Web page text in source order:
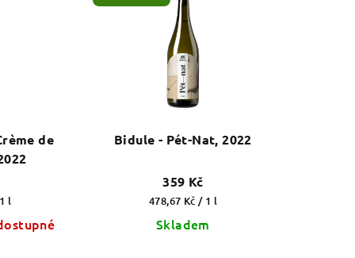
de
l
Bidule - Pét-Nat, 2022
359 Kč
Měrná
cena:
478,67 Kč / 1 l
Skladem